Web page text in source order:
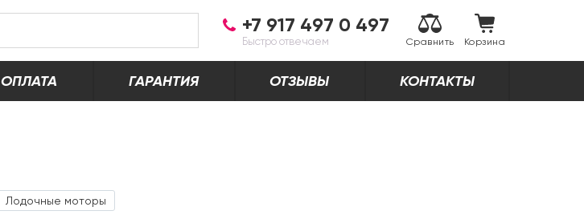
+7 917 497 0 497
Быстро отвечаем Сравнить Корзина
ОПЛАТА ГАРАНТИЯ ОТЗЫВЫ КОНТАКТЫ
Лодочные моторы